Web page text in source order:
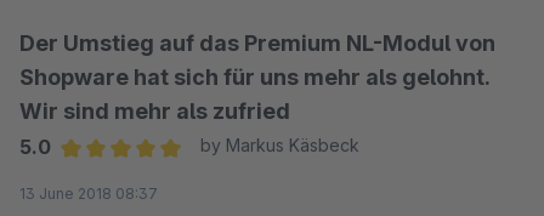
Der Umstieg auf das Premium NL-Modul von
Shopware hat sich für uns mehr als gelohnt.
Wir sind mehr als zufried
5.0
by Markus Käsbeck
13 June 2018 08:37